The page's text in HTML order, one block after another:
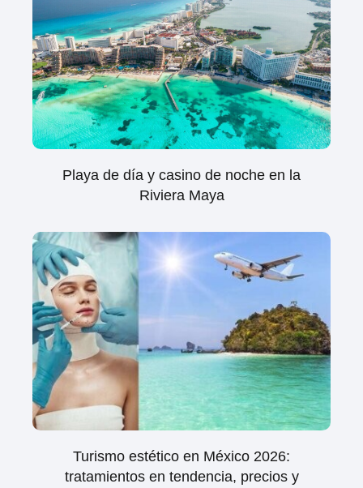
Playa de día y casino de noche en la
Riviera Maya
Turismo estético en México 2026:
tratamientos en tendencia, precios y